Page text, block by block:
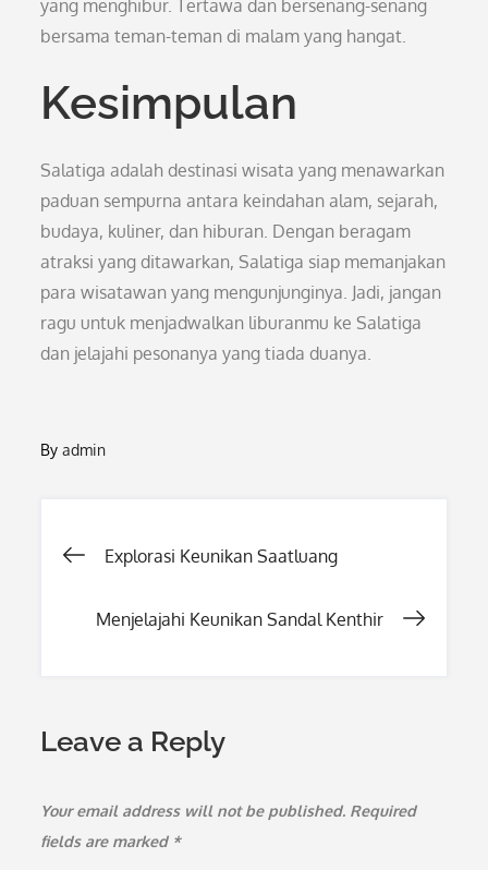
yang menghibur. Tertawa dan bersenang-senang
bersama teman-teman di malam yang hangat.
Kesimpulan
Salatiga adalah destinasi wisata yang menawarkan
paduan sempurna antara keindahan alam, sejarah,
budaya, kuliner, dan hiburan. Dengan beragam
atraksi yang ditawarkan, Salatiga siap memanjakan
para wisatawan yang mengunjunginya. Jadi, jangan
ragu untuk menjadwalkan liburanmu ke Salatiga
dan jelajahi pesonanya yang tiada duanya.
Byadmin
Post
navigation
Explorasi Keunikan Saatluang
Menjelajahi Keunikan Sandal Kenthir
Leave a Reply
Your email address will not be published. Required
fields are marked *